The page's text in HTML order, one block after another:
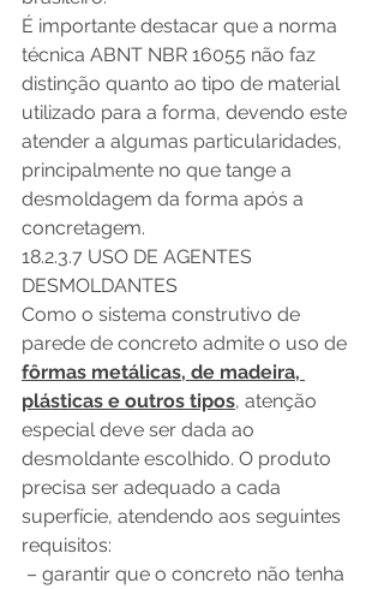
É importante destacar que a norma
técnica ABNT NBR 16055 não faz
distinção quanto ao tipo de material
utilizado para a forma, devendo este
atender a algumas particularidades,
principalmente no que tange a
desmoldagem da forma após a
concretagem.
18.2.3.7 USO DE AGENTES
DESMOLDANTES
Como o sistema construtivo de
parede de concreto admite o uso de
fôrmas metálicas, de madeira,
plásticas e outros tipos, atenção
especial deve ser dada ao
desmoldante escolhido. O produto
precisa ser adequado a cada
superfície, atendendo aos seguintes
requisitos:
– garantir que o concreto não tenha